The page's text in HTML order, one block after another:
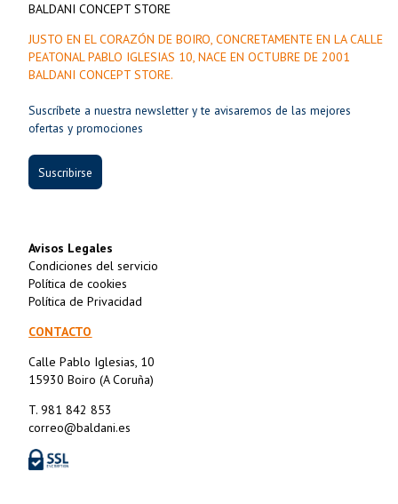
BALDANI CONCEPT STORE
JUSTO EN EL CORAZÓN DE BOIRO, CONCRETAMENTE EN LA CALLE
PEATONAL PABLO IGLESIAS 10, NACE EN OCTUBRE DE 2001
BALDANI CONCEPT STORE.
Suscríbete a nuestra newsletter y te avisaremos de las mejores
ofertas y promociones
Suscribirse
Avisos Legales
Condiciones del servicio
Política de cookies
Política de Privacidad
CONTACTO
Calle Pablo Iglesias, 10
15930 Boiro (A Coruña)
T. 981 842 853
correo@baldani.es